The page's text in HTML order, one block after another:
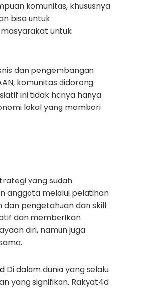
komunitas, khususnya
bisa untuk
untuk
dan pengembangan
komunitas didorong
ini tidak hanya hanya
lokal yang memberi
yang sudah
anggota melalui pelatihan
pengetahuan dan skill
dan memberikan
diri, namun juga
Di dalam dunia yang selalu
yang signifikan. Rakyat4d